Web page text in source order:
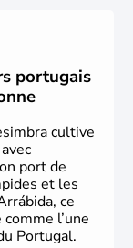
rapidement
XVe jusqu'au
monde entier
et
en 1910 et la
1926 à 1974, il
en 1986.
portugais
cultive
port de
et les
ce
l’une
Portugal.